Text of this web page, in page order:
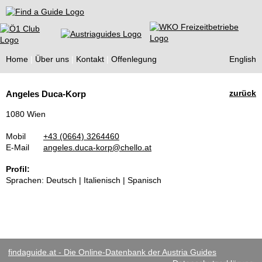
Find a Guide
Home Über uns Kontakt Offenlegung English
Guides
zurück
Angeles Duca-Korp
1080 Wien
Mobil
+43 (0664) 3264460
E-Mail
angeles.duca-korp@chello.at
Profil:
Sprachen: Deutsch | Italienisch | Spanisch
findaguide.at - Die Online-Datenbank der Austria Guides